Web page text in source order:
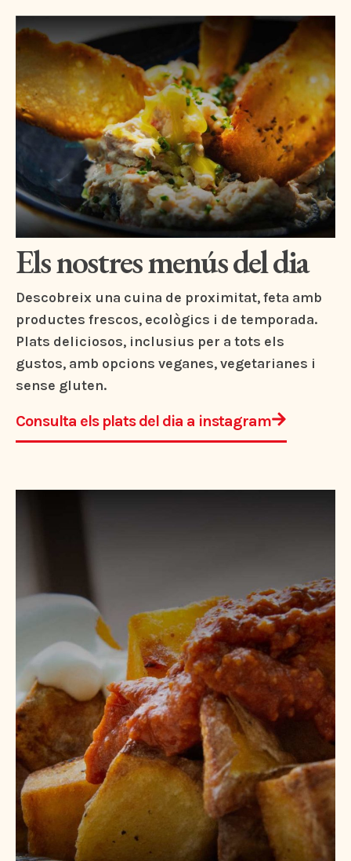
Els nostres menús del dia
Descobreix una cuina de proximitat, feta amb
productes frescos, ecològics i de temporada.
Plats deliciosos, inclusius per a tots els
gustos, amb opcions veganes, vegetarianes i
sense gluten.
Consulta els plats del dia a instagram